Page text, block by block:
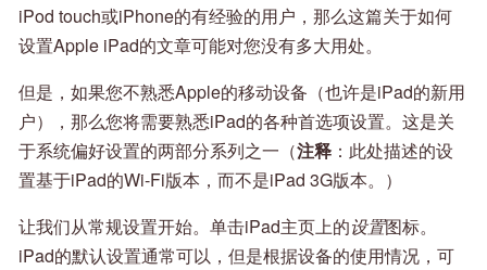
iPod touch或iPhone的有经验的用户，那么这篇关于如何
设置Apple iPad的文章可能对您没有多大用处。
但是，如果您不熟悉Apple的移动设备（也许是iPad的新用
户），那么您将需要熟悉iPad的各种首选项设置。这是关
于系统偏好设置的两部分系列之一（注释 ：此处描述的设
置基于iPad的Wi​​-Fi版本，而不是iPad 3G版本。）
让我们从常规设置开始。单击iPad主页上的设置图标。
iPad的默认设置通常可以，但是根据设备的使用情况，可